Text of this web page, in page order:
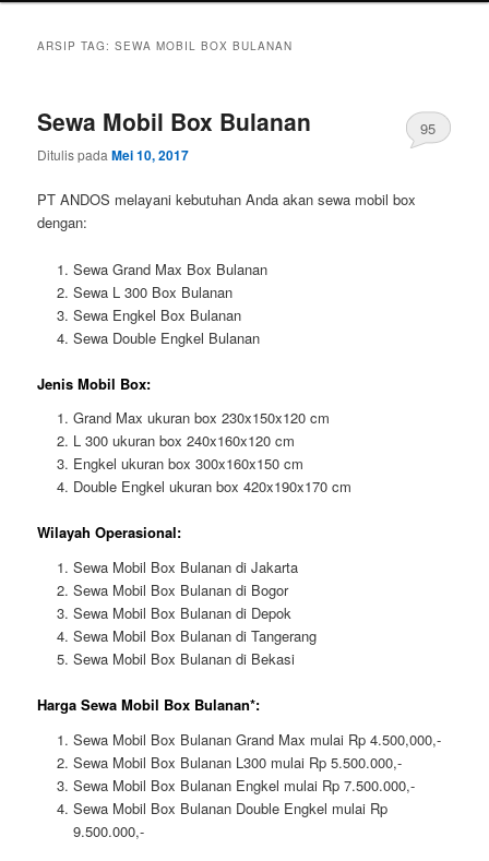
ARSIP TAG:SEWA MOBIL BOX BULANAN
Sewa Mobil Box Bulanan
Ditulis padaMei 10, 2017
95
PT ANDOS melayani kebutuhan Anda akan sewa mobil box
dengan:
Sewa Grand Max Box Bulanan
Sewa L 300 Box Bulanan
Sewa Engkel Box Bulanan
Sewa Double Engkel Bulanan
Jenis Mobil Box:
Grand Max ukuran box 230x150x120 cm
L 300 ukuran box 240x160x120 cm
Engkel ukuran box 300x160x150 cm
Double Engkel ukuran box 420x190x170 cm
Wilayah Operasional:
Sewa Mobil Box Bulanan di Jakarta
Sewa Mobil Box Bulanan di Bogor
Sewa Mobil Box Bulanan di Depok
Sewa Mobil Box Bulanan di Tangerang
Sewa Mobil Box Bulanan di Bekasi
Harga Sewa Mobil Box Bulanan*:
Sewa Mobil Box Bulanan Grand Max mulai Rp 4.500,000,-
Sewa Mobil Box Bulanan L300 mulai Rp 5.500.000,-
Sewa Mobil Box Bulanan Engkel mulai Rp 7.500.000,-
Sewa Mobil Box Bulanan Double Engkel mulai Rp
9.500.000,-